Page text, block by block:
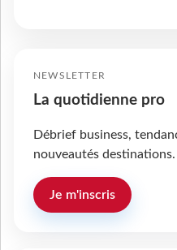
NEWSLETTER
La quotidienne pro
Débrief business,
nouveautés destinations.
Je m'inscris